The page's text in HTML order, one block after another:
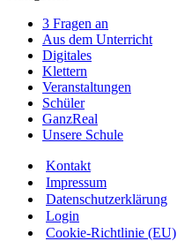
3 Fragen an
Aus dem Unterricht
Digitales
Klettern
Veranstaltungen
Schüler
GanzReal
Unsere Schule
Kontakt
Impressum
Datenschutzerklärung
Login
Cookie-Richtlinie (EU)